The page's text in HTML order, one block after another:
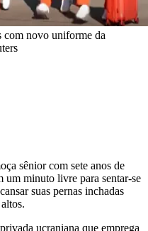
novo uniforme da
sênior com sete anos de
um minuto livre para sentar-se
suas pernas inchadas
privada ucraniana que emprega